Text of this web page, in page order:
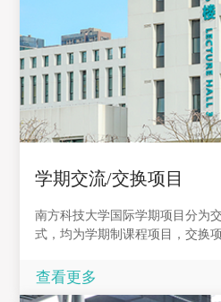
学期交流/交换项目
南方科技大学国际学期项目分为
式，均为学期制课程项目，交换
仅面向南科大境外合作院校招生。
查看更多